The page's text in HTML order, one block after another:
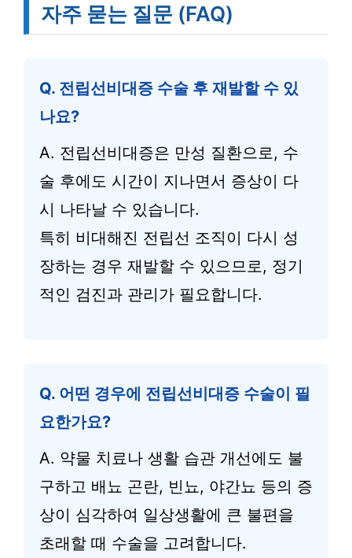
자주 묻는 질문 (FAQ)
Q. 전립선비대증 수술 후 재발할 수 있
나요?
A. 전립선비대증은 만성 질환으로, 수
술 후에도 시간이 지나면서 증상이 다
시 나타날 수 있습니다.
특히 비대해진 전립선 조직이 다시 성
장하는 경우 재발할 수 있으므로, 정기
적인 검진과 관리가 필요합니다.
Q. 어떤 경우에 전립선비대증 수술이 필
요한가요?
A. 약물 치료나 생활 습관 개선에도 불
구하고 배뇨 곤란, 빈뇨, 야간뇨 등의 증
상이 심각하여 일상생활에 큰 불편을
초래할 때 수술을 고려합니다.